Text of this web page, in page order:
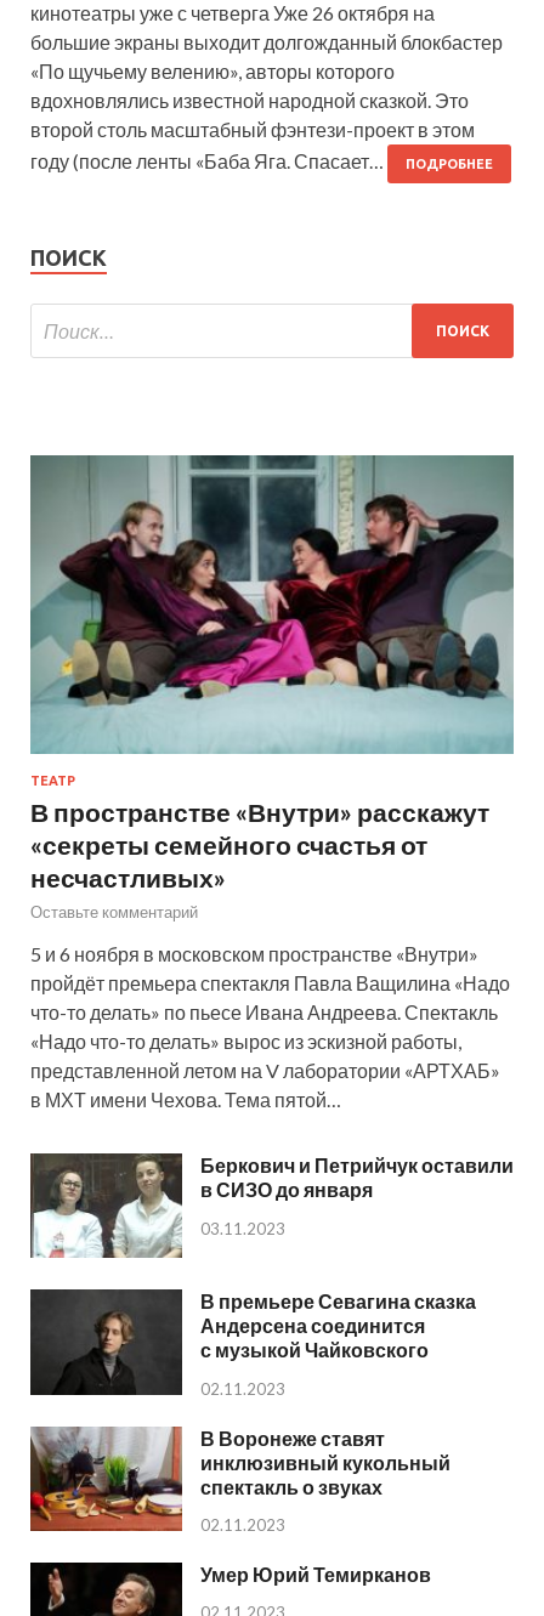
кинотеатры уже с четверга Уже 26 октября на
большие экраны выходит долгожданный блокбастер
«По щучьему велению», авторы которого
вдохновлялись известной народной сказкой. Это
второй столь масштабный фэнтези-проект в этом
году (после ленты «Баба Яга. Спасает…
ПОДРОБНЕЕ
ПОИСК
ТЕАТР
В пространстве «Внутри» расскажут
«секреты семейного счастья от
несчастливых»
Оставьте комментарий
5 и 6 ноября в московском пространстве «Внутри»
пройдёт премьера спектакля Павла Ващилина «Надо
что-то делать» по пьесе Ивана Андреева. Спектакль
«Надо что-то делать» вырос из эскизной работы,
представленной летом на V лаборатории «АРТХАБ»
в МХТ имени Чехова. Тема пятой…
Беркович и Петрийчук оставили
в СИЗО до января
03.11.2023
В премьере Севагина сказка
Андерсена соединится
с музыкой Чайковского
02.11.2023
В Воронеже ставят
инклюзивный кукольный
спектакль о звуках
02.11.2023
Умер Юрий Темирканов